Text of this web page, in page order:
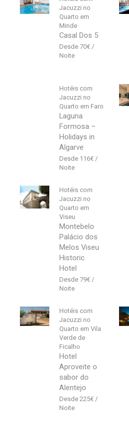
Jacuzzi no
Quarto em
Minde
Casal Dos 5
70€
Hotéis com
Jacuzzi no
Quarto em Faro
Laguna
Formosa –
Holidays in
Algarve
116€
Hotéis com
Jacuzzi no
Quarto em
Viseu
Montebelo
Palácio dos
Melos Viseu
Historic
Hotel
79€
Hotéis com
Jacuzzi no
Quarto em Vila
Verde de
Ficalho
Hotel
Aproveite o
sabor do
Alentejo
225€